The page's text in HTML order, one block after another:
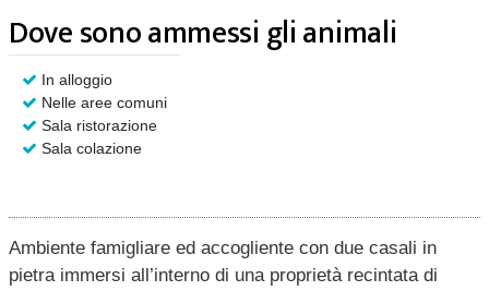
Dove sono ammessi gli animali
In alloggio
Nelle aree comuni
Sala ristorazione
Sala colazione
Ambiente famigliare ed accogliente con due casali in
pietra immersi all’interno di una proprietà recintata di